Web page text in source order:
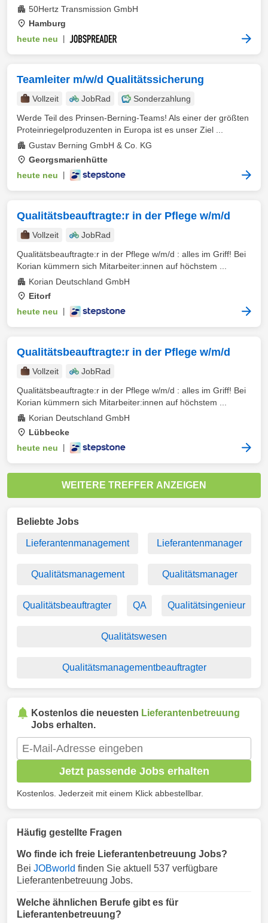
50Hertz Transmission GmbH
Hamburg
heute neu
Teamleiter m/w/d Qualitätssicherung
Vollzeit JobRad
Sonderzahlung
Werde Teil des Prinsen-Berning-Teams! Als einer der größten
Proteinriegelproduzenten in Europa ist es unser Ziel ...
Gustav Berning GmbH & Co. KG
Georgsmarienhütte
heute neu
Qualitätsbeauftragte:r in der Pflege w/m/d
Vollzeit
JobRad
Qualitätsbeauftragte:r in der Pflege w/m/d : alles im Griff! Bei
Korian kümmern sich Mitarbeiter:innen auf höchstem ...
Korian Deutschland GmbH
Eitorf
heute neu
Qualitätsbeauftragte:r in der Pflege w/m/d
Vollzeit
JobRad
Qualitätsbeauftragte:r in der Pflege w/m/d : alles im Griff! Bei
Korian kümmern sich Mitarbeiter:innen auf höchstem ...
Korian Deutschland GmbH
Lübbecke
heute neu
WEITERE TREFFER ANZEIGEN
Beliebte Jobs
Lieferantenmanagement Lieferantenmanager
Qualitätsmanagement Qualitätsmanager
Qualitätsbeauftragter QA Qualitätsingenieur
Qualitätswesen
Qualitätsmanagementbeauftragter
Kostenlos die neuesten Lieferantenbetreuung
Jobs erhalten.
Jetzt passende Jobs erhalten
Kostenlos. Jederzeit mit einem Klick abbestellbar.
Häufig gestellte Fragen
Wo finde ich freie Lieferantenbetreuung Jobs?
Bei JOBworld finden Sie aktuell 537 verfügbare
Lieferantenbetreuung Jobs.
Welche ähnlichen Berufe gibt es für
Lieferantenbetreuung?